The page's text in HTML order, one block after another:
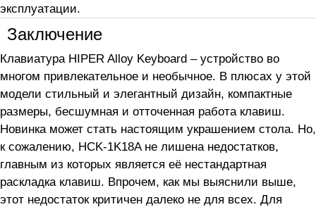
эксплуатации.
Заключение
Клавиатура HIPER Alloy Keyboard – устройство во
многом привлекательное и необычное. В плюсах у этой
модели стильный и элегантный дизайн, компактные
размеры, бесшумная и отточенная работа клавиш.
Новинка может стать настоящим украшением стола. Но,
к сожалению, HCK-1K18A не лишена недостатков,
главным из которых является её нестандартная
раскладка клавиш. Впрочем, как мы выяснили выше,
этот недостаток критичен далеко не для всех. Для